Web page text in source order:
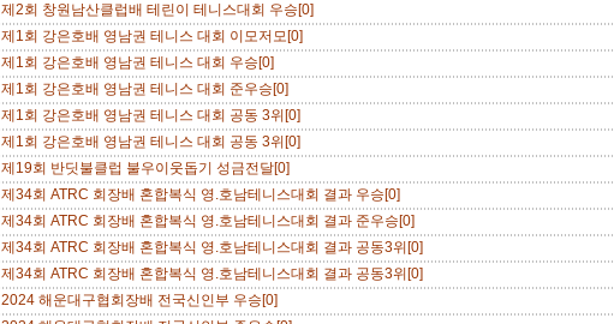
제2회 창원남산클럽배 테린이 테니스대회 우승[0]
제1회 강은호배 영남권 테니스 대회 이모저모[0]
제1회 강은호배 영남권 테니스 대회 우승[0]
제1회 강은호배 영남권 테니스 대회 준우승[0]
제1회 강은호배 영남권 테니스 대회 공동 3위[0]
제1회 강은호배 영남권 테니스 대회 공동 3위[0]
제19회 반딧불클럽 불우이웃돕기 성금전달[0]
제34회 ATRC 회장배 혼합복식 영.호남테니스대회 결과 우승[0]
제34회 ATRC 회장배 혼합복식 영.호남테니스대회 결과 준우승[0]
제34회 ATRC 회장배 혼합복식 영.호남테니스대회 결과 공동3위[0]
제34회 ATRC 회장배 혼합복식 영.호남테니스대회 결과 공동3위[0]
2024 해운대구협회장배 전국신인부 우승[0]